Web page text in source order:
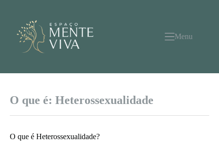
conteúdo
Menu
O que é: Heterossexualidade
O que é Heterossexualidade?